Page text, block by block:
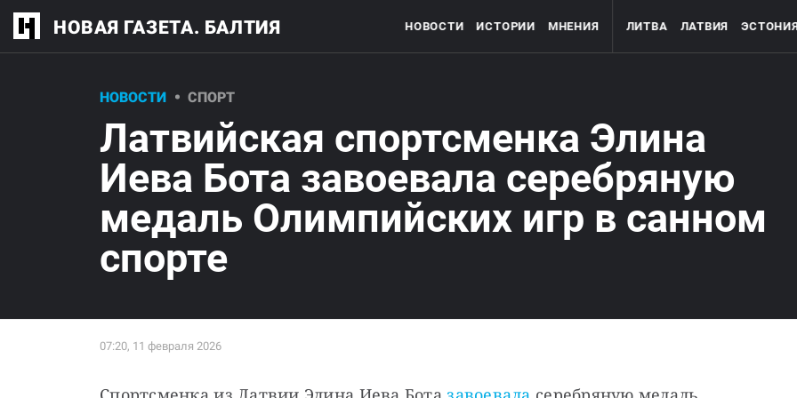
НОВАЯ ГАЗЕТА. БАЛТИЯ НОВОСТИ ИСТОРИИ МНЕНИЯ ЛИТВА ЛАТВИЯ
НОВОСТИ СПОРТ
Латвийская спортсменка Элина
Иева Бота завоевала серебряную
медаль Олимпийских игр в санном
спорте